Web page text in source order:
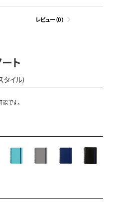
レビュー（0）
ト
イル）
です。